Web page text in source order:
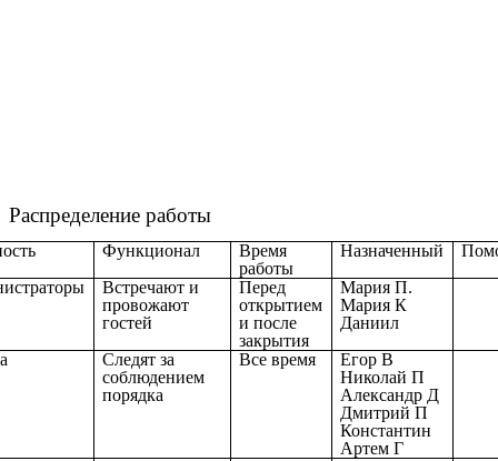
Распределение работы
Функционал
Время
работы
Назначенный
Встречают и
провожают
гостей
Перед
открытием
и после
закрытия
Мария П.
Мария К
Даниил
Следят за
соблюдением
порядка
Все время
Егор В
Николай П
Александр Д
Дмитрий П
Константин
Артем Г